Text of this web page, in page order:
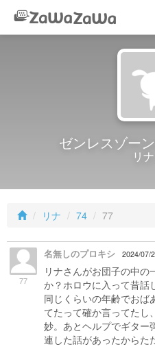
ゼンレスゾー
リ
リナ 74 77
77
名無しのプロキシ 2024/07/
リナさんがお団子の中
か？ホロウに入って昔話
同じくらいの年齢でおば
てたって確か言ってたし
妙。あとヘルプでギター
連した話があったからた